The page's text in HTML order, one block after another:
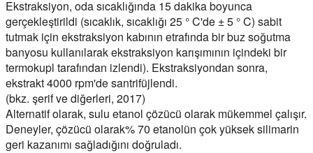
Ekstraksiyon, oda sıcaklığında 15 dakika boyunca
gerçekleştirildi (sıcaklık, sıcaklığı 25 ° C'de ± 5 ° C) sabit
tutmak için ekstraksiyon kabının etrafında bir buz soğutma
banyosu kullanılarak ekstraksiyon karışımının içindeki bir
termokupl tarafından izlendi). Ekstraksiyondan sonra,
ekstrakt 4000 rpm'de santrifüjlendi.
(bkz. şerif ve diğerleri, 2017)
Alternatif olarak, sulu etanol çözücü olarak mükemmel çalışır.
Deneyler, çözücü olarak% 70 etanolün çok yüksek silimarin
geri kazanımı sağladığını doğruladı.